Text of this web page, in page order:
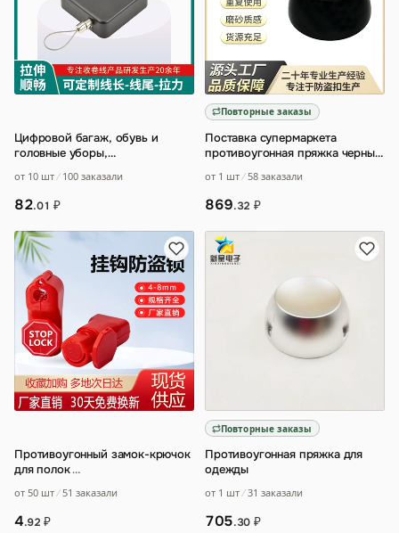
Цифровой багаж, обувь и
головные уборы,
товаров в супермаркетах,
от 10 шт 100 заказали
82.01 ₽
Повторные заказы
Поставка супермаркета
противоугонная пряжка черный
разборка для одеж
от 1 шт 58 заказали
869.32 ₽
Противоугонный замок-крючок
для полок…
от 50 шт 51 заказали
4.92 ₽
Повторные заказы
Противоугонная пряжка для
одежды
от 1 шт 31 заказали
705.30 ₽